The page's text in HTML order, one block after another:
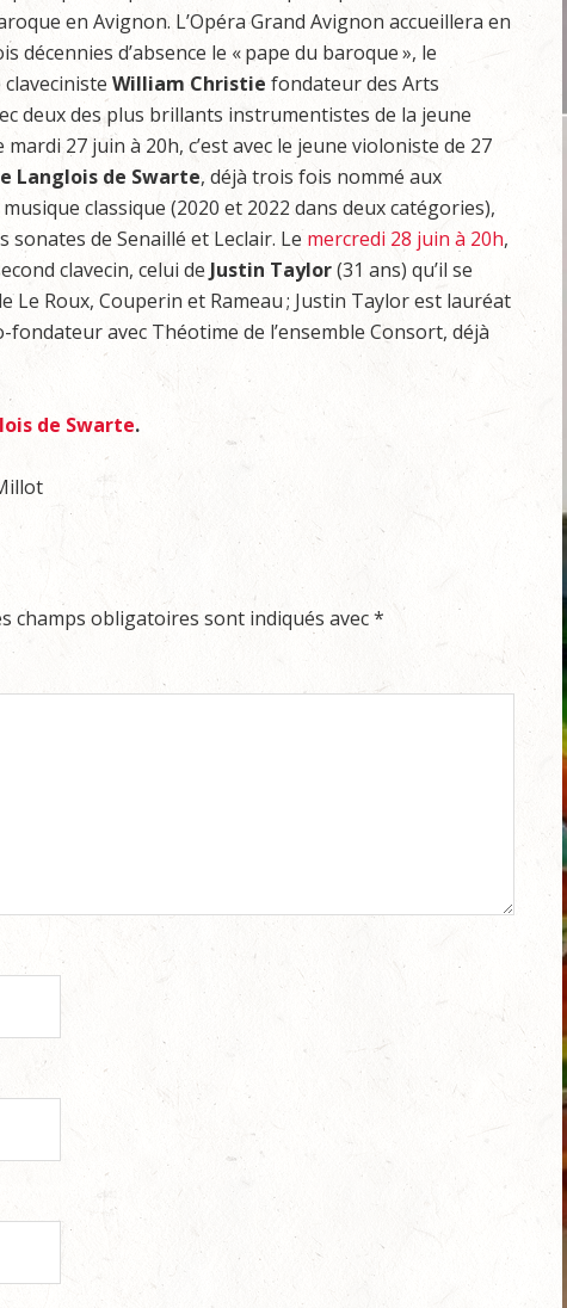
en Avignon. L’Opéra Grand Avignon accueillera en
décennies d’absence le « pape du baroque », le
William Christie fondateur des Arts
deux des plus brillants instrumentistes de la jeune
27 juin à 20h, c’est avec le jeune violoniste de 27
Langlois de Swarte, déjà trois fois nommé aux
classique (2020 et 2022 dans deux catégories),
sonates de Senaillé et Leclair. Lemercredi 28 juin à 20h,
clavecin, celui de Justin Taylor(31 ans) qu’il se
Roux, Couperin et Rameau ; Justin Taylor est lauréat
avec Théotime de l’ensemble Consort, déjà
de Swarte.
champs obligatoires sont indiqués avec*